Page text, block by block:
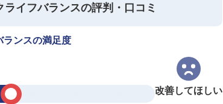
イフバランスの評判・口コミ
ランスの満足度
改善してほしい